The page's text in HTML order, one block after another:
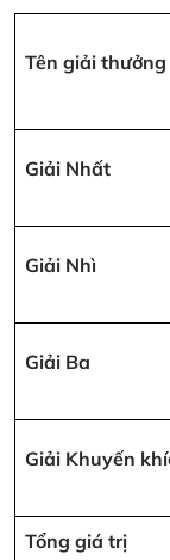
Tên giải thưởng
Giải Nhất
Giải Nhì
Giải Ba
Giải Khuyến
Tổng giá trị